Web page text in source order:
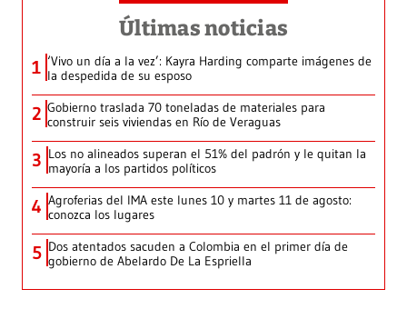
Últimas noticias
1 ‘Vivo un día a la vez’: Kayra Harding comparte imágenes de
la despedida de su esposo
2 Gobierno traslada 70 toneladas de materiales para
construir seis viviendas en Río de Veraguas
3 Los no alineados superan el 51% del padrón y le quitan la
mayoría a los partidos políticos
4 Agroferias del IMA este lunes 10 y martes 11 de agosto:
conozca los lugares
5 Dos atentados sacuden a Colombia en el primer día de
gobierno de Abelardo De La Espriella